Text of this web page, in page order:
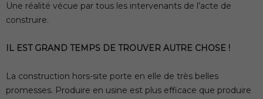
Une réalité vécue par tous les intervenants de l’acte de
construire.
IL EST GRAND TEMPS DE TROUVER AUTRE CHOSE !
La construction hors-site porte en elle de très belles
promesses. Produire en usine est plus efficace que produire